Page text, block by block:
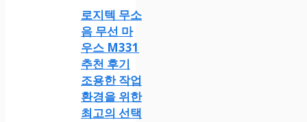
로지텍 무소
음 무선 마
우스 M331
추천 후기
조용한 작업
환경을 위한
최고의 선택